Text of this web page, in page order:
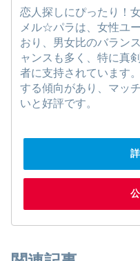
恋人探しにぴったり！
メル☆パラは、女性ユ
おり、男女比のバラン
ャンスも多く、特に真
者に支持されています
する傾向があり、マッ
いと好評です。